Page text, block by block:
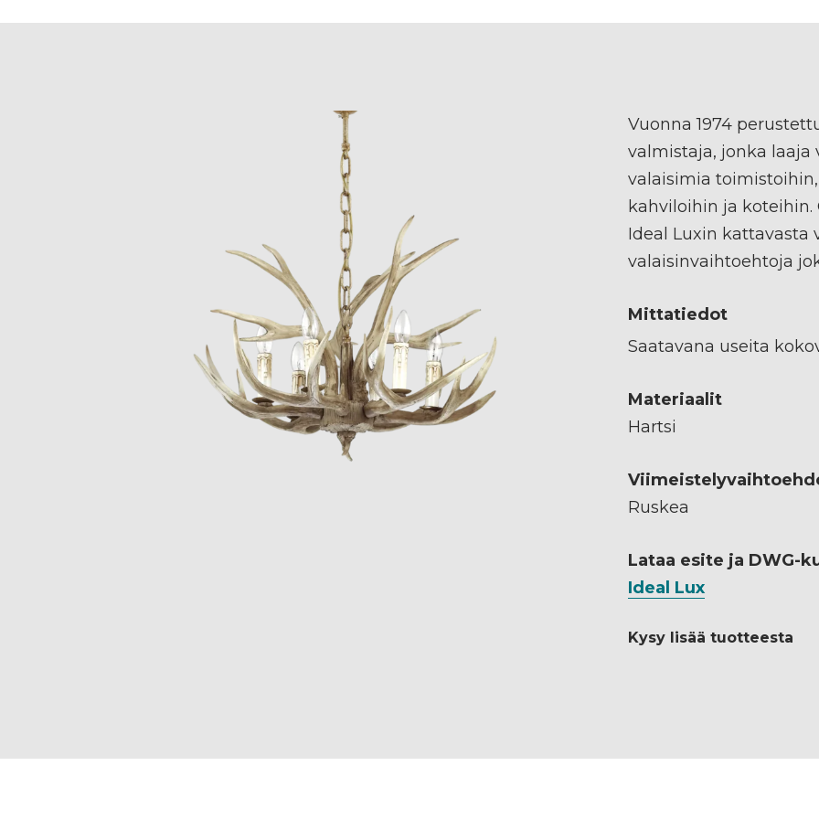
Vuonna 1974
valmistaja, jonka laaja
valaisimia
kahviloihin ja
Ideal Luxin kattavasta
valaisinvaihtoehtoja
Mittatiedot
Saatavana useita
Materiaalit
Hartsi
Ruskea
Lataa esite ja DWG-
Ideal Lux
Kysy lisää tuotteesta